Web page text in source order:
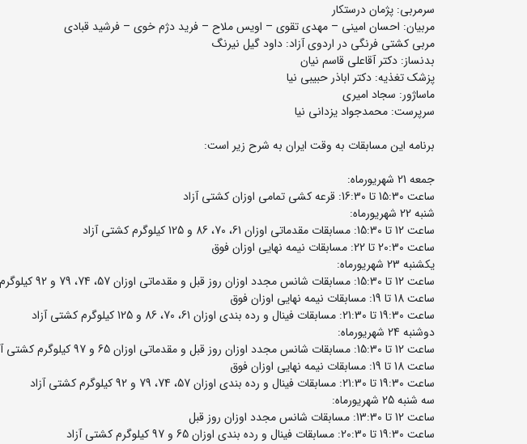
سرمربی: پژمان درستکار
مربیان: احسان امینی – مهدی تقوی – اویس ملاح – فرید دژم خوی – فرشید قبادی
مربی کشتی فرنگی در اردوی آزاد: داود گیل نیرنگ
بدنساز: دکتر آقاعلی قاسم نیان
پزشک تغذیه: دکتر اباذر حبیبی نیا
ماساژور: سجاد امیری
سرپرست: محمدجواد یزدانی نیا
برنامه این مسابقات به وقت ایران به شرح زیر است:
جمعه 21 شهریورماه:
ساعت 15:30 تا 16:30: قرعه کشی تمامی اوزان کشتی آزاد
شنبه 22 شهریورماه:
ساعت 12 تا 15:30: مسابقات مقدماتی اوزان 61، 70، 86 و 125 کیلوگرم کشتی آزاد
ساعت 20:30 تا 22: مسابقات نیمه نهایی اوزان فوق
یکشنبه 23 شهریورماه:
ساعت 12 تا 15:30: مسابقات شانس مجدد اوزان روز قبل و مقدماتی اوزان 57، 74، 79 و 92 کیلوگرم کشتی آزاد
ساعت 18 تا 19: مسابقات نیمه نهایی اوزان فوق
ساعت 19:30 تا 21:30: مسابقات فینال و رده بندی اوزان 61، 70، 86 و 125 کیلوگرم کشتی آزاد
دوشنبه 24 شهریورماه:
ساعت 12 تا 15:30: مسابقات شانس مجدد اوزان روز قبل و مقدماتی اوزان 65 و 97 کیلوگرم کشتی آزاد
ساعت 18 تا 19: مسابقات نیمه نهایی اوزان فوق
ساعت 19:30 تا 21:30: مسابقات فینال و رده بندی اوزان 57، 74، 79 و 92 کیلوگرم کشتی آزاد
سه شنبه 25 شهریورماه:
ساعت 12 تا 13:30: مسابقات شانس مجدد اوزان روز قبل
ساعت 19:30 تا 20:30: مسابقات فینال و رده بندی اوزان 65 و 97 کیلوگرم کشتی آزاد